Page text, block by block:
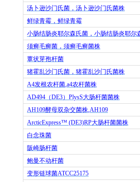
汤卜逊沙门氏菌，汤卜逊沙门氏菌株
鲜绿青霉，鲜绿青霉
小肠结肠炎耶尔森氏菌，小肠结肠炎耶尔
须癣毛癣菌，须癣毛癣菌株
蕈状芽孢杆菌
猪霍乱沙门氏菌，猪霍乱沙门氏菌株
A4发根农杆菌,a4农杆菌株
AD494 （DE3） PlysS大肠杆菌菌株
AH109酵母双杂交菌株,AH109
ArcticExpress™ (DE3)RP大肠杆菌菌株
白念珠菌
阪崎肠杆菌
鲍曼不动杆菌
变形链球菌ATCC25175